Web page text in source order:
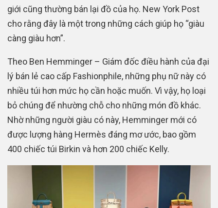
giới cũng thường bán lại đồ của họ. New York Post
cho rằng đây là một trong những cách giúp họ “giàu
càng giàu hơn”.
Theo Ben Hemminger – Giám đốc điều hành của đại
lý bán lẻ cao cấp Fashionphile, những phụ nữ này có
nhiều túi hơn mức họ cần hoặc muốn. Vì vậy, họ loại
bỏ chúng để nhường chỗ cho những món đồ khác.
Nhờ những người giàu có này, Hemminger mới có
được lượng hàng Hermès đáng mơ ước, bao gồm
400 chiếc túi Birkin và hơn 200 chiếc Kelly.